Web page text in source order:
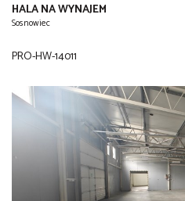
HALA NA WYNAJEM
Sosnowiec
PRO-HW-14011